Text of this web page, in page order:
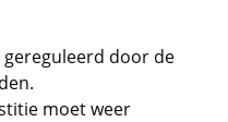
door de
moet weer